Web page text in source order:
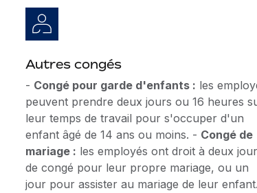
Autres congés
- Congé pour garde d'enfants : les
peuvent prendre deux jours ou 16 heures
leur temps de travail pour s'occuper d'un
enfant âgé de 14 ans ou moins. - Congé de
mariage : les employés ont droit à deux
de congé pour leur propre mariage, ou un
jour pour assister au mariage de leur